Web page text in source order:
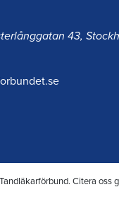
43,
Citera oss